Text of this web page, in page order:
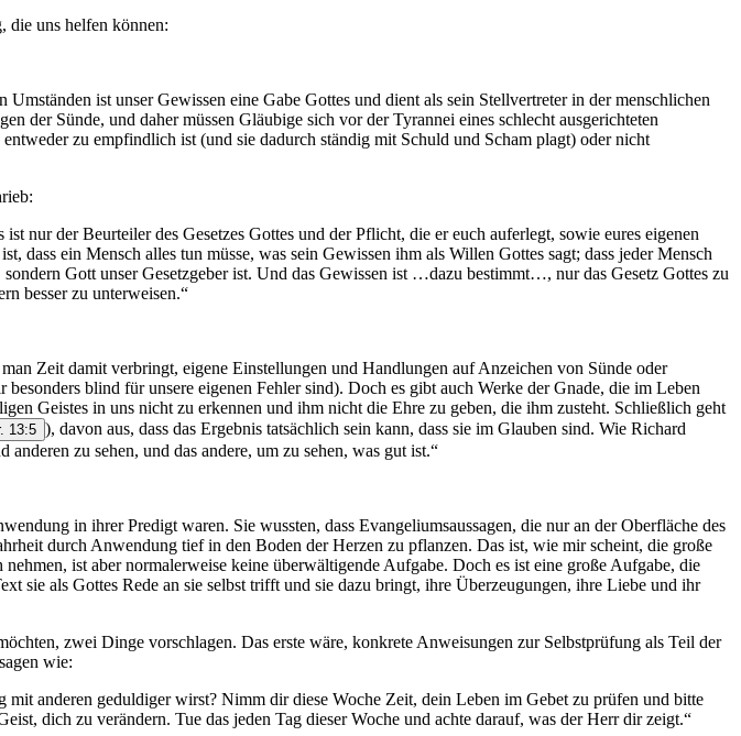
die uns helfen können:
ist unser Gewissen eine Gabe Gottes und dient als sein Stellvertreter in der menschlichen
der Sünde, und daher müssen Gläubige sich vor der Tyrannei eines schlecht ausgerichteten
zu empfindlich ist (und sie dadurch ständig mit Schuld und Scham plagt) oder nicht
nur der Beurteiler des Gesetzes Gottes und der Pflicht, die er euch auferlegt, sowie eures eigenen
dass ein Mensch alles tun müsse, was sein Gewissen ihm als Willen Gottes sagt; dass jeder Mensch
Gott unser Gesetzgeber ist. Und das Gewissen ist …dazu bestimmt…, nur das Gesetz Gottes zu
besser zu unterweisen.“
Zeit damit verbringt, eigene Einstellungen und Handlungen auf Anzeichen von Sünde oder
blind für unsere eigenen Fehler sind). Doch es gibt auch Werke der Gnade, die im Leben
Geistes in uns nicht zu erkennen und ihm nicht die Ehre zu geben, die ihm zusteht. Schließlich geht
13:5 ), davon aus, dass das Ergebnis tatsächlich sein kann, dass sie im Glauben sind. Wie Richard
zu sehen, und das andere, um zu sehen, was gut ist.“
in ihrer Predigt waren. Sie wussten, dass Evangeliumsaussagen, die nur an der Oberfläche des
durch Anwendung tief in den Boden der Herzen zu pflanzen. Das ist, wie mir scheint, die große
ist aber normalerweise keine überwältigende Aufgabe. Doch es ist eine große Aufgabe, die
sie als Gottes Rede an sie selbst trifft und sie dazu bringt, ihre Überzeugungen, ihre Liebe und ihr
zwei Dinge vorschlagen. Das erste wäre, konkrete Anweisungen zur Selbstprüfung als Teil der
wie:
anderen geduldiger wirst? Nimm dir diese Woche Zeit, dein Leben im Gebet zu prüfen und bitte
dich zu verändern. Tue das jeden Tag dieser Woche und achte darauf, was der Herr dir zeigt.“